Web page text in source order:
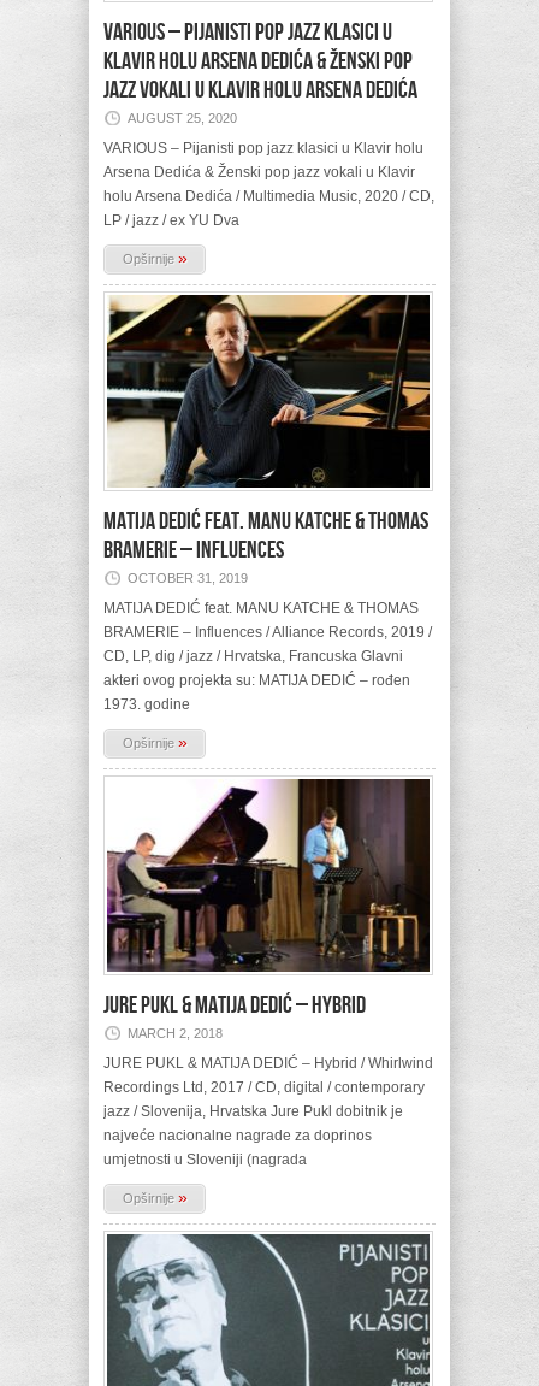
VARIOUS – Pijanisti pop jazz klasici u
Klavir holu Arsena Dedića & Ženski pop
jazz vokali u Klavir holu Arsena Dedića
AUGUST 25, 2020
VARIOUS – Pijanisti pop jazz klasici u Klavir holu
Arsena Dedića & Ženski pop jazz vokali u Klavir
holu Arsena Dedića / Multimedia Music, 2020 / CD,
LP / jazz / ex YU Dva
Opširnije »
MATIJA DEDIĆ feat. MANU KATCHE & THOMAS
BRAMERIE – Influences
OCTOBER 31, 2019
MATIJA DEDIĆ feat. MANU KATCHE & THOMAS
BRAMERIE – Influences / Alliance Records, 2019 /
CD, LP, dig / jazz / Hrvatska, Francuska Glavni
akteri ovog projekta su: MATIJA DEDIĆ – rođen
1973. godine
Opširnije »
JURE PUKL & MATIJA DEDIĆ – Hybrid
MARCH 2, 2018
JURE PUKL & MATIJA DEDIĆ – Hybrid / Whirlwind
Recordings Ltd, 2017 / CD, digital / contemporary
jazz / Slovenija, Hrvatska Jure Pukl dobitnik je
najveće nacionalne nagrade za doprinos
umjetnosti u Sloveniji (nagrada
Opširnije »